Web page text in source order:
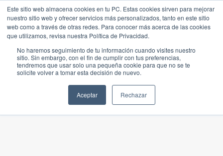
Este sitio web almacena cookies en tu PC. Estas cookies sirven para mejorar
nuestro sitio web y ofrecer servicios más personalizados, tanto en este sitio
web como a través de otras redes. Para conocer más acerca de las cookies
que utilizamos, revisa nuestra Política de Privacidad.
No haremos seguimiento de tu información cuando visites nuestro
sitio. Sin embargo, con el fin de cumplir con tus preferencias,
tendremos que usar solo una pequeña cookie para que no se te
solicite volver a tomar esta decisión de nuevo.
Aceptar Rechazar